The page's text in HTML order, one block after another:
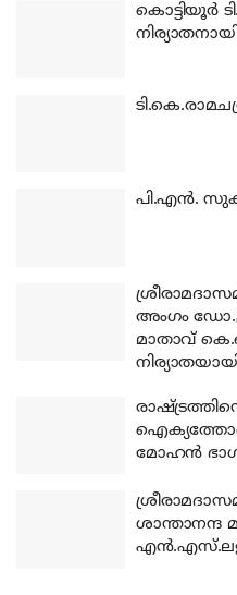
കൊട്ടിയൂര്‍
പി.എന്‍.
അംഗം
മാതാവ്
മോഹന്‍
ശാന്താനന്ദ